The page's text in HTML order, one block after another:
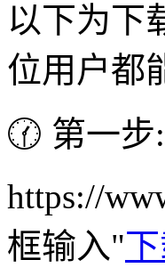
以下为下
位用户都
🕜 第一步
https://
框输入"